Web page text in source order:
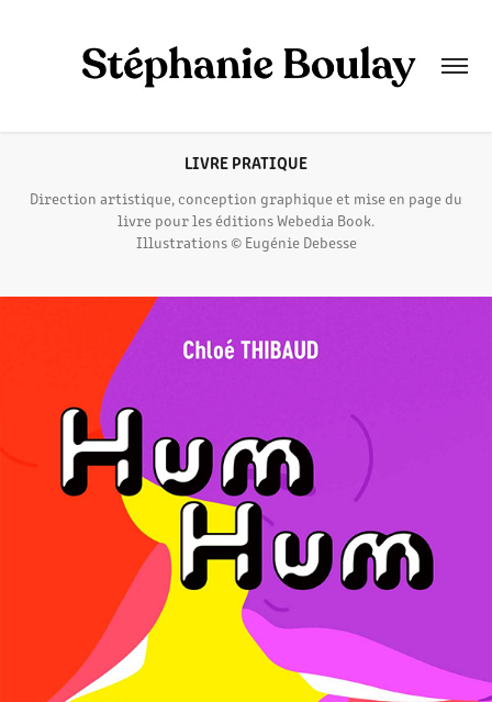
LIVRE PRATIQUE
Direction artistique, conception graphique et mise en page du
livre pour les éditions Webedia Book.
Illustrations © Eugénie Debesse